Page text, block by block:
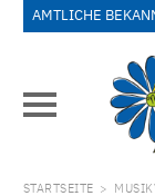
AMTLICHE
STARTSEITE >